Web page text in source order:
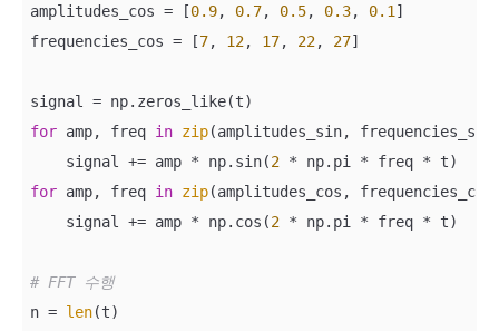
amplitudes_cos = [0.9, 0.7, 0.5, 0.3, 0.1 ]
frequencies_cos = [7, 12, 17, 22, 27]
for amp, freq in zip(amplitudes_sin,
    signal += amp * np.sin(
2
for amp, freq in zip(amplitudes_cos,
    signal += amp * np.cos(
2 * np.pi * freq * t)
# FFT 수행
n = len(t)